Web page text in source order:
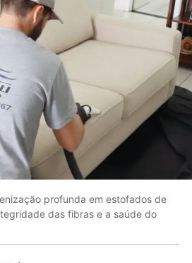
profunda em estofados de
das fibras e a saúde do